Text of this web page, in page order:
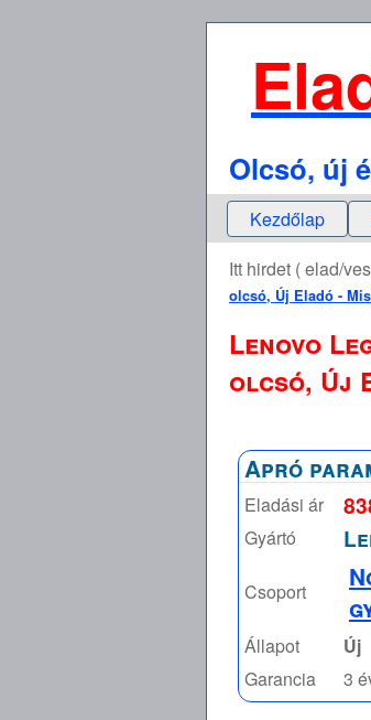
Olcsó, új
Kezdőlap
Itt hirdet ( elad/
olcsó, Új Eladó -
Lenovo
olcsó, Új
Apró
Eladási ár
Gyártó
Csoport
Állapot
Új
Garancia
3